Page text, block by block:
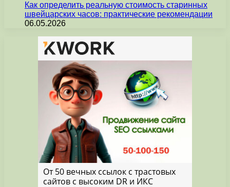
Как определить реальную стоимость старинных
швейцарских часов: практические рекомендации
06.05.2026